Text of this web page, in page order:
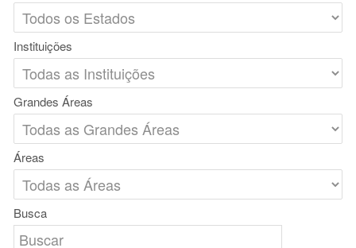
Instituições
Grandes Áreas
Áreas
Busca